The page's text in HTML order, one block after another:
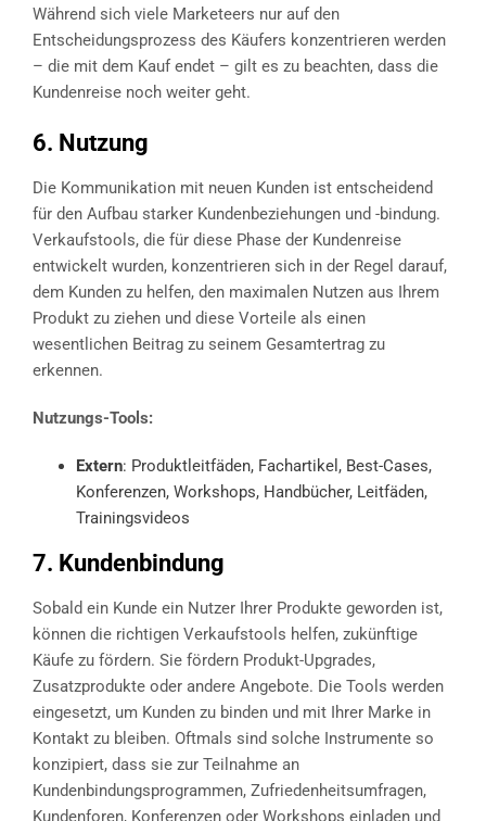
Während sich viele Marketeers nur auf den
Entscheidungsprozess des Käufers konzentrieren werden
– die mit dem Kauf endet – gilt es zu beachten, dass die
Kundenreise noch weiter geht.
6. Nutzung
Die Kommunikation mit neuen Kunden ist entscheidend
für den Aufbau starker Kundenbeziehungen und -bindung.
Verkaufstools, die für diese Phase der Kundenreise
entwickelt wurden, konzentrieren sich in der Regel darauf,
dem Kunden zu helfen, den maximalen Nutzen aus Ihrem
Produkt zu ziehen und diese Vorteile als einen
wesentlichen Beitrag zu seinem Gesamtertrag zu
erkennen.
Nutzungs-Tools:
Extern: Produktleitfäden, Fachartikel, Best-Cases,
Konferenzen, Workshops, Handbücher, Leitfäden,
Trainingsvideos
7. Kundenbindung
Sobald ein Kunde ein Nutzer Ihrer Produkte geworden ist,
können die richtigen Verkaufstools helfen, zukünftige
Käufe zu fördern. Sie fördern Produkt-Upgrades,
Zusatzprodukte oder andere Angebote. Die Tools werden
eingesetzt, um Kunden zu binden und mit Ihrer Marke in
Kontakt zu bleiben. Oftmals sind solche Instrumente so
konzipiert, dass sie zur Teilnahme an
Kundenbindungsprogrammen, Zufriedenheitsumfragen,
Kundenforen, Konferenzen oder Workshops einladen und